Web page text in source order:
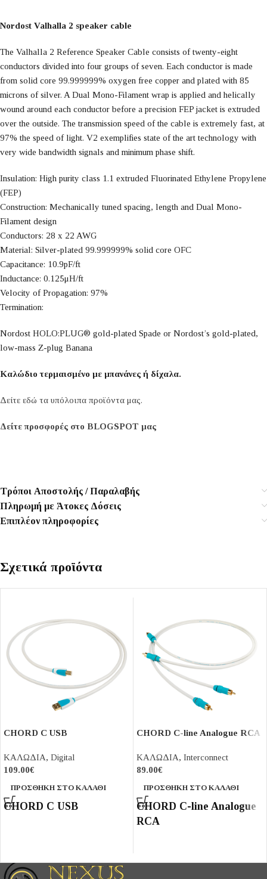
Nordost Valhalla 2 speaker cable
The Valhalla 2 Reference Speaker Cable consists of twenty-eight
conductors divided into four groups of seven. Each conductor is made
from solid core 99.999999% oxygen free copper and plated with 85
microns of silver. A Dual Mono-Filament wrap is applied and helically
wound around each conductor before a precision FEP jacket is extruded
over the outside. The transmission speed of the cable is extremely fast, at
97% the speed of light. V2 exemplifies state of the art technology with
very wide bandwidth signals and minimum phase shift.
Insulation: High purity class 1.1 extruded Fluorinated Ethylene Propylene
(FEP)
Construction: Mechanically tuned spacing, length and Dual Mono-
Filament design
Conductors: 28 x 22 AWG
Material: Silver-plated 99.999999% solid core OFC
Capacitance: 10.9pF/ft
Inductance: 0.125μH/ft
Velocity of Propagation: 97%
Termination:
Nordost HOLO:PLUG® gold-plated Spade or Nordost’s gold-plated,
low-mass Z-plug Banana
Καλώδιο τερμαισμένο με μπανάνες ή δίχαλα.
Δείτε εδώ τα υπόλοιπα προϊόντα μας.
Δείτε προσφορές στο BLOGSPOT μας
Τρόποι Αποστολής / Παραλαβής
Πληρωμή με Άτοκες Δόσεις
Επιπλέον πληροφορίες
Σχετικά προϊόντα
CHORD C USB
ΚΑΛΩΔΙΑ, Digital
109.00€
ΠΡΟΣΘΉΚΗ ΣΤΟ ΚΑΛΆΘΙ
CHORD C USB
CHORD C-line Analogue RCA
ΚΑΛΩΔΙΑ, Interconnect
89.00€
ΠΡΟΣΘΉΚΗ ΣΤΟ ΚΑΛΆΘΙ
CHORD C-line Analogue
RCA